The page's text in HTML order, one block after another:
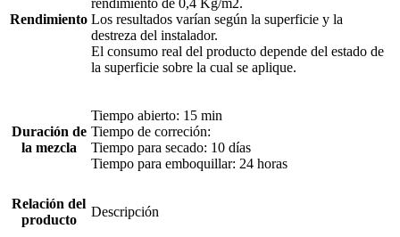
Rendimiento
rendimiento de 0,4 Kg/m2.
Los resultados varían según la superficie y la
destreza del instalador.
El consumo real del producto depende del estado de
la superficie sobre la cual se aplique.
Duración de
la mezcla
Tiempo abierto: 15 min
Tiempo de correción:
Tiempo para secado: 10 días
Tiempo para emboquillar: 24 horas
Relación del
producto
Descripción